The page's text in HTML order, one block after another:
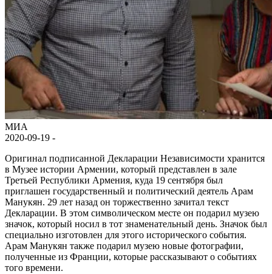
МИА
2020-09-19 -
Оригинал подписанной Декларации Независимости хранится
в Музее истории Армении, который представлен в зале
Третьей Республики Армения, куда 19 сентября был
приглашен государственный и политический деятель Арам
Манукян. 29 лет назад он торжественно зачитал текст
Декларации. В этом символическом месте он подарил музею
значок, который носил в тот знаменательный день. Значок был
специально изготовлен для этого исторического события.
Арам Манукян также подарил музею новые фотографии,
полученные из Франции, которые рассказывают о событиях
того времени.